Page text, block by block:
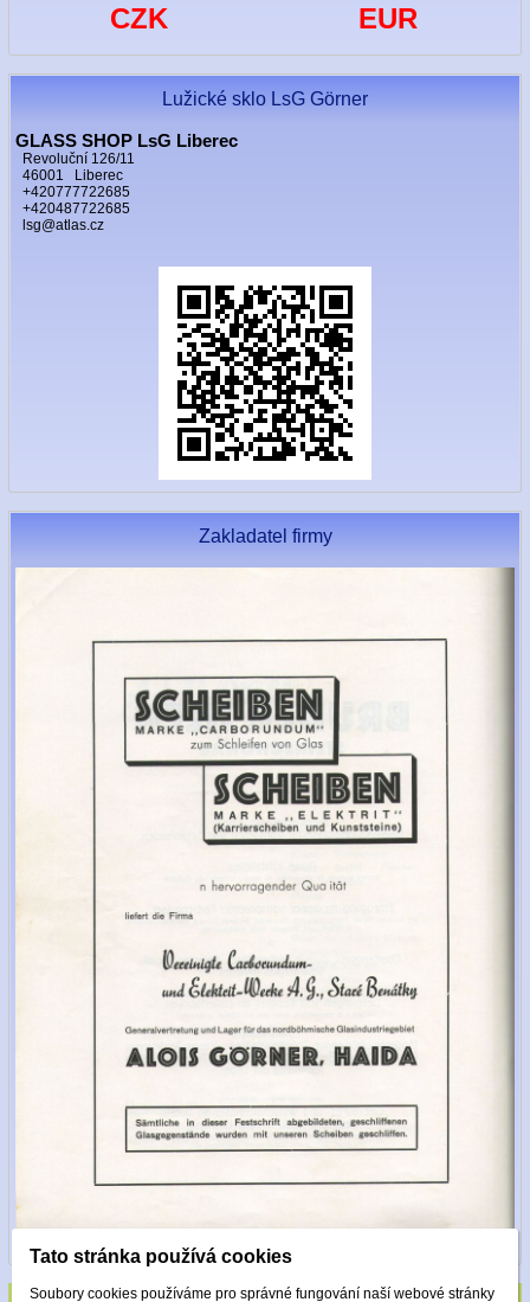
CZK EUR
Lužické sklo LsG Görner
GLASS SHOP LsG Liberec
Revoluční 126/11
46001 Liberec
+420777722685
+420487722685
lsg@atlas.cz
Zakladatel firmy
Tato stránka používá cookies
Soubory cookies používáme pro správné fungování naší webové stránky